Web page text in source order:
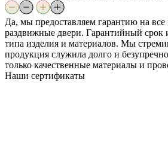
Да, мы предоставляем гарантию на
раздвижные двери. Гарантийный срок
типа изделия и материалов. Мы
продукция служила долго и
только качественные материалы и
Наши сертификаты